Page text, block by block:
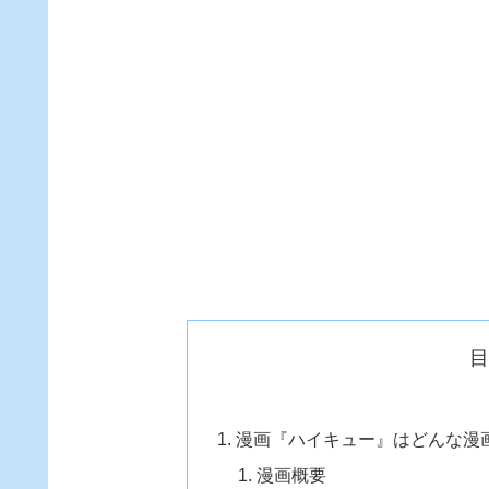
漫画『ハイキュー』はどんな漫
漫画概要